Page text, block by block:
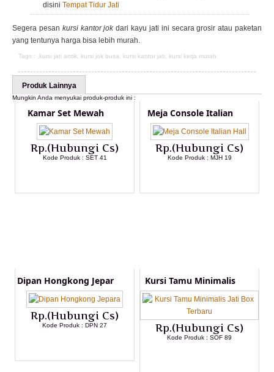
disini Tempat Tidur Jati
Segera pesan kursi kantor jokdari kayu jati ini secara grosir atau paketan
yang tentunya harga bisa lebih murah.
Tags : , kursi jati antik kursi jok busa kursi kantor jati kursi kerja murah
Produk Lainnya
Mungkin Anda menyukai produk-produk ini :
Kamar Set Mewah
Rp.(Hubungi Cs)
Kode Produk : SET 41
Meja Console Italian
Rp.(Hubungi Cs)
Kode Produk : MJH 19
Dipan Hongkong Jepar
Rp.(Hubungi Cs)
Kode Produk : DPN 27
Kursi Tamu Minimalis
Rp.(Hubungi Cs)
Kode Produk : SOF 89